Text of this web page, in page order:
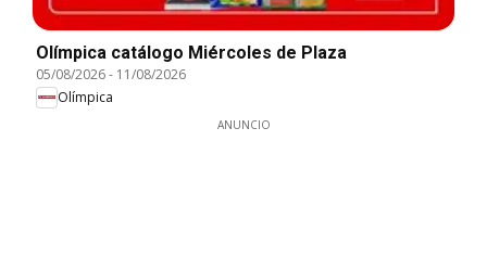
Olímpica catálogo Miércoles de Plaza
05/08/2026- 11/08/2026
Olímpica
ANUNCIO